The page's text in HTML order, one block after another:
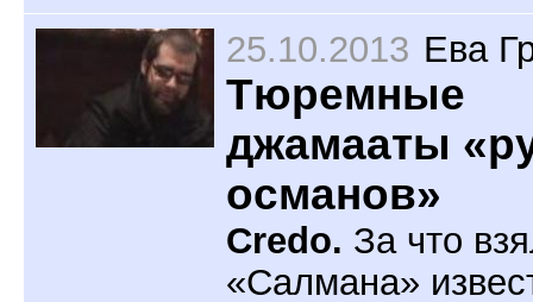
25.10.2013 Ева
Тюремные
джамааты
османов»
Credo. За что
«Салмана»